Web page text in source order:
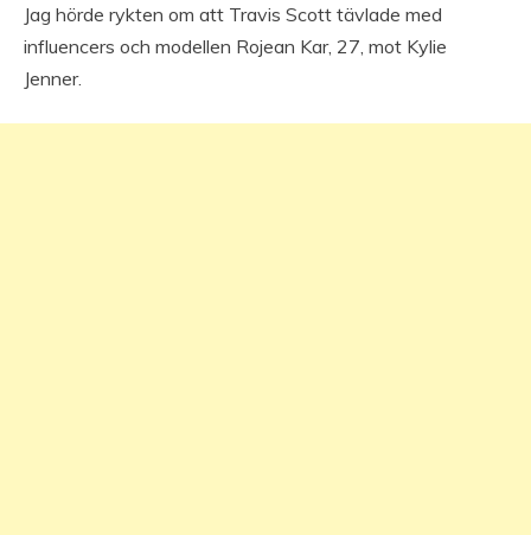
Jag hörde rykten om att Travis Scott tävlade med
influencers och modellen Rojean Kar, 27, mot Kylie
Jenner.